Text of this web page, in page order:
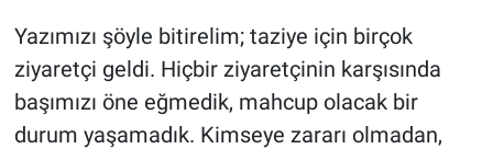
Yazımızı şöyle bitirelim; taziye için birçok
ziyaretçi geldi. Hiçbir ziyaretçinin karşısında
başımızı öne eğmedik, mahcup olacak bir
durum yaşamadık. Kimseye zararı olmadan,